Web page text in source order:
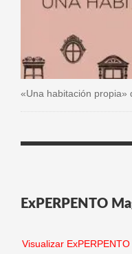
«Una habitación propia»
ExPERPENTO
Visualizar ExPERPENTO